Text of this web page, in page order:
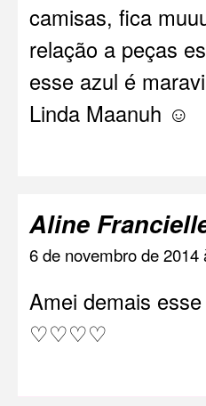
camisas, fica
relação a peças
esse azul é
Linda Maanuh ☺️
Aline
6 de novembro de 2014
Amei demais
♡♡♡♡